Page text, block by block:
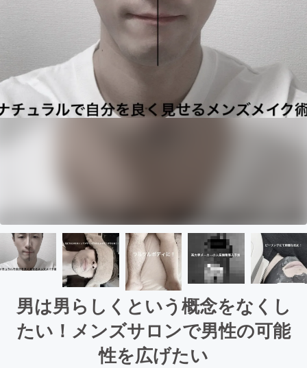
男は男らしくという概念をなくし
たい！メンズサロンで男性の可能
性を広げたい